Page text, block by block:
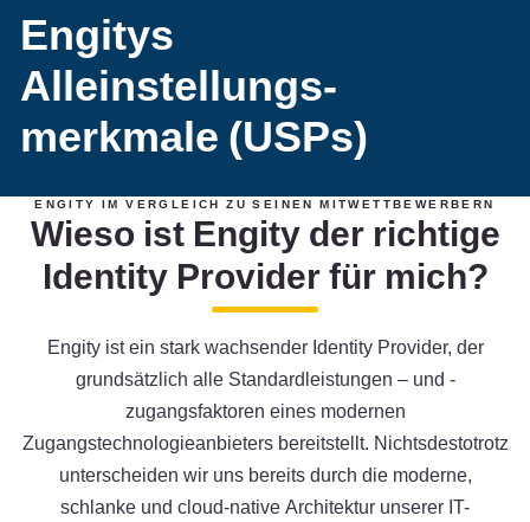
Engitys
Alleinstellungs-
merkmale (USPs)
ENGITY IM VERGLEICH ZU SEINEN MITWETTBEWERBERN
Wieso ist Engity der richtige
Identity Provider für mich?
Engity ist ein stark wachsender Identity Provider, der
grundsätzlich alle Standardleistungen – und -
zugangsfaktoren eines modernen
Zugangstechnologieanbieters bereitstellt. Nichtsdestotrotz
unterscheiden wir uns bereits durch die moderne,
schlanke und cloud-native Architektur unserer IT-